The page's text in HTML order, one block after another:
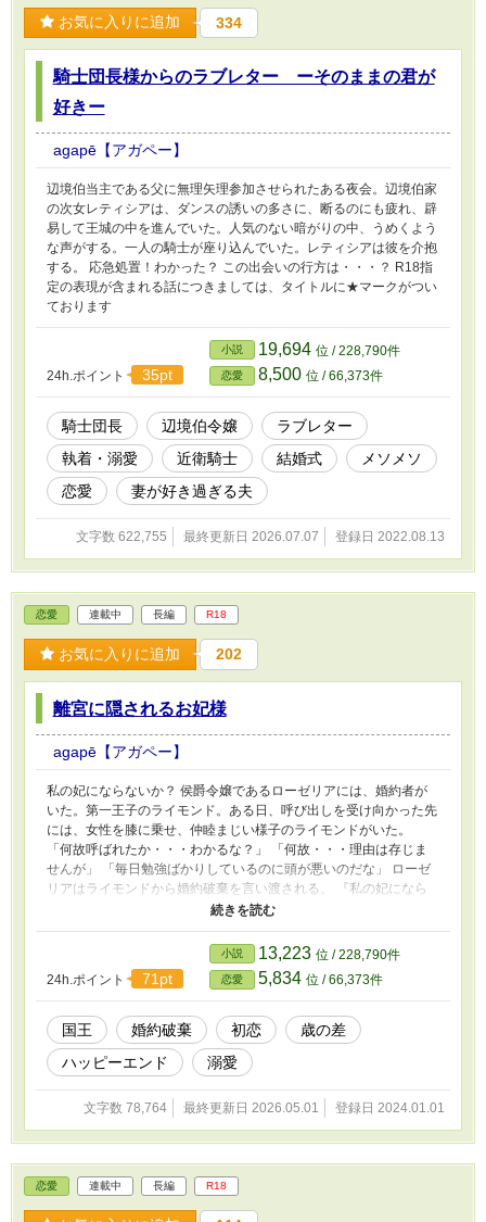
お気に入りに追加 334
騎士団長様からのラブレター ーそのままの君が
好きー
agapē【アガペー】
辺境伯当主である父に無理矢理参加させられたある夜会。辺境伯家
の次女レティシアは、ダンスの誘いの多さに、断るのにも疲れ、辟
易して王城の中を進んでいた。人気のない暗がりの中、うめくよう
な声がする。一人の騎士が座り込んでいた。レティシアは彼を介抱
する。 応急処置！わかった？ この出会いの行方は・・・？ R18指
定の表現が含まれる話につきましては、タイトルに★マークがつい
ております
24h.ポイント 35pt
小説 19,694 位 / 228,790件
恋愛 8,500 位 / 66,373件
騎士団長 辺境伯令嬢
ラブレター
執着・溺愛
近衛騎士 結婚式
メソメソ
恋愛
妻が好き過ぎる夫
文字数 622,755 最終更新日 2026.07.07 登録日 2022.08.13
恋愛 連載中 長編 R18
お気に入りに追加 202
離宮に隠されるお妃様
agapē【アガペー】
私の妃にならないか？ 侯爵令嬢であるローゼリアには、婚約者が
いた。第一王子のライモンド。ある日、呼び出しを受け向かった先
には、女性を膝に乗せ、仲睦まじい様子のライモンドがいた。
「何故呼ばれたか・・・わかるな？」 「何故・・・理由は存じま
せんが」 「毎日勉強ばかりしているのに頭が悪いのだな」 ローゼ
リアはライモンドから婚約破棄を言い渡される。 『私の妃になら
ないか？妻としての役割は求めない。少しばかり政務を手伝ってく
し愛される関係。そんな幸せは夢物語と諦め、ローゼリアは離宮に
隠されるお妃様となった。
24h.ポイント
71pt
小説 13,223 位 / 228,790件
恋愛 5,834 位 / 66,373件
国王 婚約破棄 初恋
歳の差
ハッピーエンド
溺愛
文字数 78,764 最終更新日 2026.05.01 登録日 2024.01.01
恋愛 連載中 長編 R18